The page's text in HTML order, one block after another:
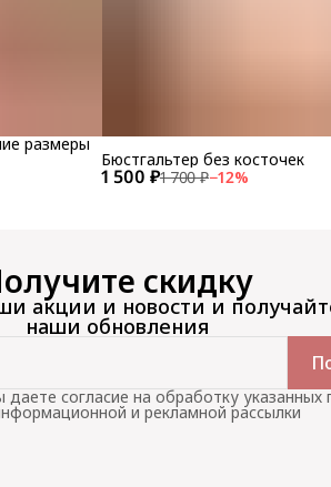
размеры
1 500 ₽1 700 ₽−12%
Бюстгальтер без косточек
скидку
акции и новости и
наши обновления
согласие на обработку указанных
и рекламной рассылки